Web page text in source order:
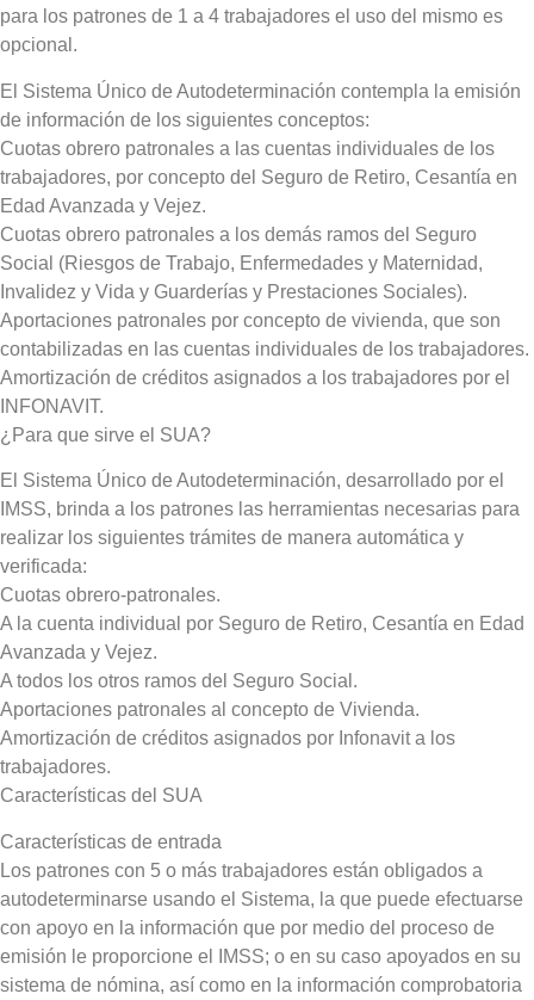
para los patrones de 1 a 4 trabajadores el uso del mismo es
opcional.
El Sistema Único de Autodeterminación contempla la emisión
de información de los siguientes conceptos:
Cuotas obrero patronales a las cuentas individuales de los
trabajadores, por concepto del Seguro de Retiro, Cesantía en
Edad Avanzada y Vejez.
Cuotas obrero patronales a los demás ramos del Seguro
Social (Riesgos de Trabajo, Enfermedades y Maternidad,
Invalidez y Vida y Guarderías y Prestaciones Sociales).
Aportaciones patronales por concepto de vivienda, que son
contabilizadas en las cuentas individuales de los trabajadores.
Amortización de créditos asignados a los trabajadores por el
INFONAVIT.
¿Para que sirve el SUA?
El Sistema Único de Autodeterminación, desarrollado por el
IMSS, brinda a los patrones las herramientas necesarias para
realizar los siguientes trámites de manera automática y
verificada:
Cuotas obrero-patronales.
A la cuenta individual por Seguro de Retiro, Cesantía en Edad
Avanzada y Vejez.
A todos los otros ramos del Seguro Social.
Aportaciones patronales al concepto de Vivienda.
Amortización de créditos asignados por Infonavit a los
trabajadores.
Características del SUA
Características de entrada
Los patrones con 5 o más trabajadores están obligados a
autodeterminarse usando el Sistema, la que puede efectuarse
con apoyo en la información que por medio del proceso de
emisión le proporcione el IMSS; o en su caso apoyados en su
sistema de nómina, así como en la información comprobatoria